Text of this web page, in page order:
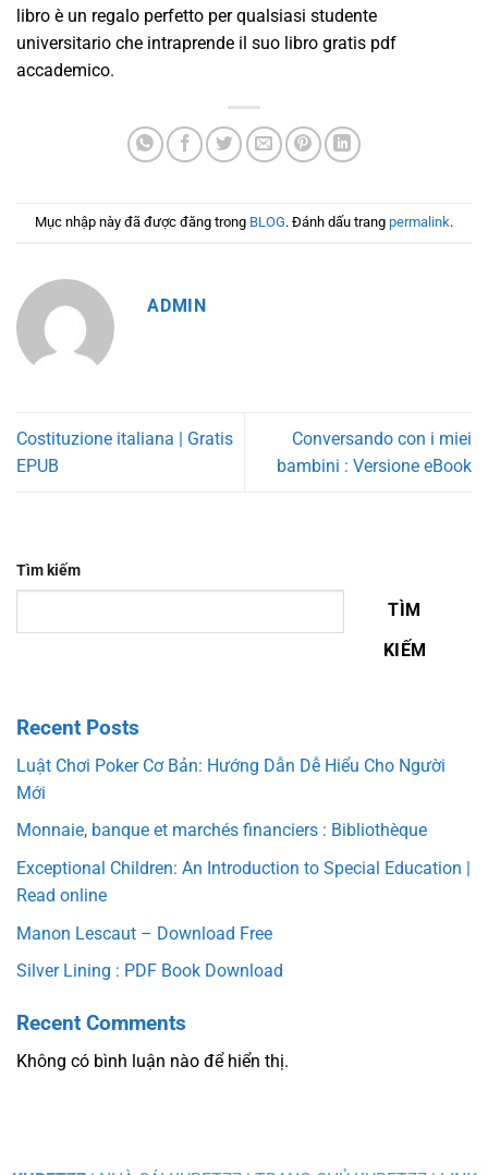
libro è un regalo perfetto per qualsiasi studente
universitario che intraprende il suo libro gratis pdf
accademico.
Mục nhập này đã được đăng trong BLOG. Đánh dấu trang permalink.
ADMIN
Costituzione italiana | Gratis
EPUB
Conversando con i miei
bambini : Versione eBook
Tìm kiếm
TÌM
KIẾM
Recent Posts
Luật Chơi Poker Cơ Bản: Hướng Dẫn Dễ Hiểu Cho Người
Mới
Monnaie, banque et marchés financiers : Bibliothèque
Exceptional Children: An Introduction to Special Education |
Read online
Manon Lescaut – Download Free
Silver Lining : PDF Book Download
Recent Comments
Không có bình luận nào để hiển thị.